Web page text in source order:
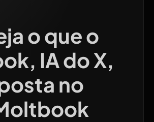
o que o
IA do X,
no